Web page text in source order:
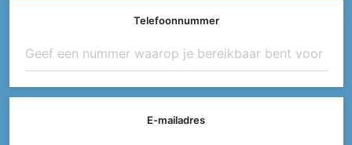
Telefoonnummer
E-mailadres